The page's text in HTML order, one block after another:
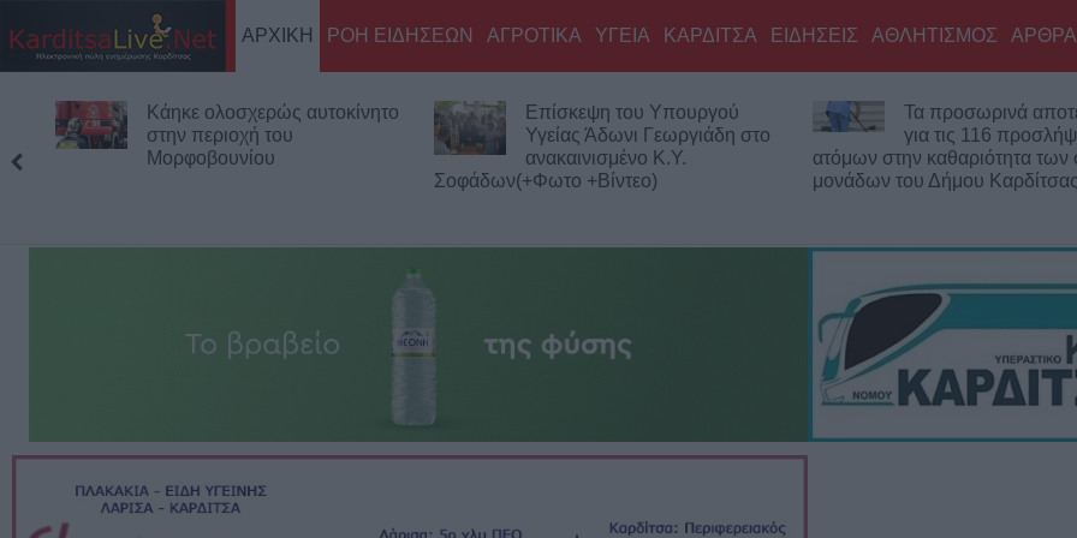
ΑΡΧΙΚΗ ΡΟΗ ΕΙΔΗΣΕΩΝ ΑΓΡΟΤΙΚΑ ΥΓΕΙΑ ΚΑΡΔΙΤΣΑ ΕΙΔΗΣΕΙΣ ΑΘΛΗΤΙΣΜΟΣ ΑΡΘΡΑ
Επίσκεψη του Υπουργού
Υγείας Άδωνι Γεωργιάδη στο
ανακαινισμένο Κ.Y.
Τα προσωρινά αποτελέσματα
για τις 116 προσλήψεις
ατόμων στην καθαριότητα των σχολικών
μονάδων του Δήμου Καρδίτσας
Σοφάδες:
ασφαλτόστρωση σε
των οδών Ανθέων
Κολοκοτρώνη